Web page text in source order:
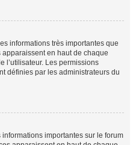
informations très importantes que
en haut de chaque
l’utilisateur. Les permissions
définies par les administrateurs du
importantes sur le forum